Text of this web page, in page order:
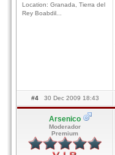
Location: Granada, Tierra del
Rey Boabdil...
#4 30 Dec 2009 18:43
Arsenico
Moderador
Premium